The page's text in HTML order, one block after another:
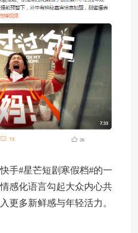
手#星芒短剧寒假档#的一
感化语言勾起大众内心共
更多新鲜感与年轻活力。